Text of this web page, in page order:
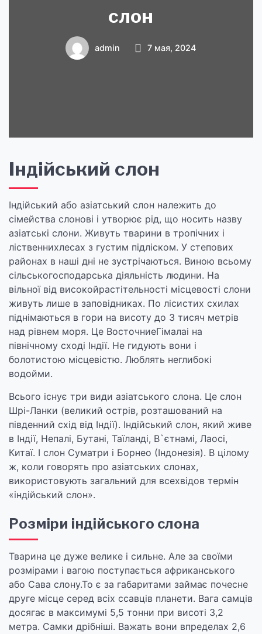
слон
admin 7 мая, 2024
Індійський слон
Індійський або азіатський слон належить до
сімейства слонові і утворює рід, що носить назву
азіатські слони. Живуть тварини в тропічних і
ліственнихлесах з густим підліском. У степових
районах в наші дні не зустрічаються. Виною всьому
сільськогосподарська діяльність людини. На
вільної від високойрастітельності місцевості слони
живуть лише в заповідниках. По лісистих схилах
піднімаються в гори на висоту до 3 тисяч метрів
над рівнем моря. Це ВосточниеГімалаі на
північному сході Індії. Не гидують вони і
болотистою місцевістю. Люблять неглибокі
водойми.
Всього існує три види азіатського слона. Це слон
Шрі-Ланки (великий острів, розташований на
південний схід від Індії). Індійський слон, який живе
в Індії, Непалі, Бутані, Таїланді, В`єтнамі, Лаосі,
Китаї. І слон Суматри і Борнео (Індонезія). В цілому
ж, коли говорять про азіатських слонах,
використовують загальний для всехвідов термін
«індійський слон».
Розміри індійського слона
Тварина це дуже велике і сильне. Але за своїми
розмірами і вагою поступається африканського
або Сава слону.То є за габаритами займає почесне
друге місце серед всіх ссавців планети. Вага самців
досягає в максимумі 5,5 тонни при висоті 3,2
метра. Самки дрібніші. Важать вони впределах 2,6